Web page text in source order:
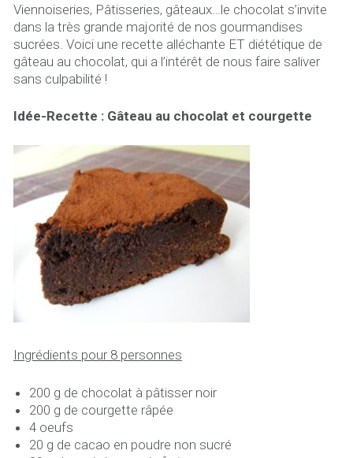
Viennoiseries, Pâtisseries, gâteaux…le chocolat s’invite
dans la très grande majorité de nos gourmandises
sucrées. Voici une recette alléchante ET diététique de
gâteau au chocolat, qui a l’intérêt de nous faire saliver
sans culpabilité !
Idée-Recette : Gâteau au chocolat et courgette
Ingrédients pour 8 personnes
200 g de chocolat à pâtisser noir
200 g de courgette râpée
4 oeufs
20 g de cacao en poudre non sucré